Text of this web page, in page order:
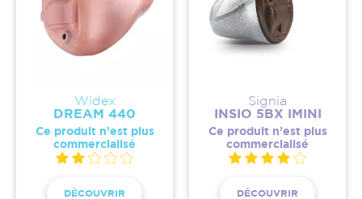
Widex
DREAM 440
Ce produit n’est plus
commercialisé
DÉCOUVRIR
Signia
INSIO 5BX IMINI
Ce produit n’est plus
commercialisé
DÉCOUVRIR